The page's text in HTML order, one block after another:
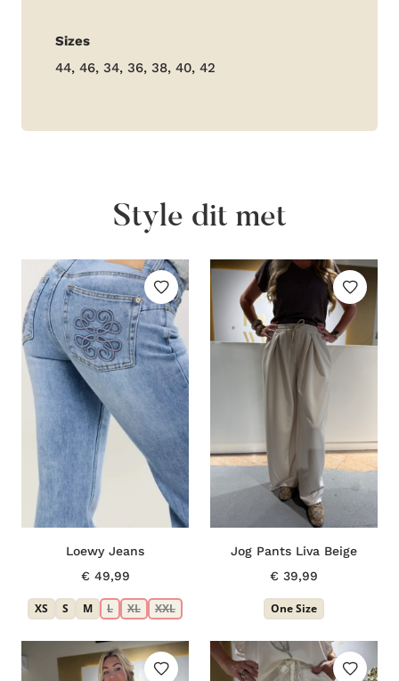
Aanvullende
Sizes
44, 46, 34, 36, 38, 40, 42
Style dit met
Loewy Jeans
€ 49,99
XS S M L XL XXL
Jog Pants Liva Beige
€ 39,99
One Size